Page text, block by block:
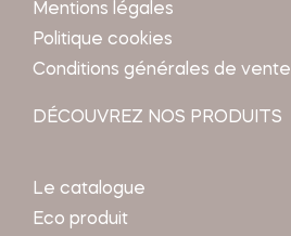
Mentions légales
Politique cookies
Conditions générales de vente
DÉCOUVREZ NOS PRODUITS
Le catalogue
Eco produit